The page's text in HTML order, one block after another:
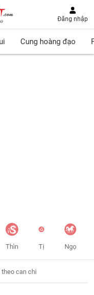
Đăng nhập
Cung hoàng đạo
Thìn Tị Ngọ
can chi